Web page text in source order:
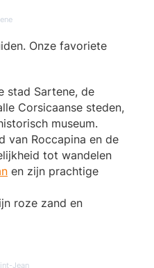
Onze favoriete
stad Sartene, de
Corsicaanse steden,
museum.
van Roccapina en de
tot wandelen
en zijn prachtige
roze zand en
Jean